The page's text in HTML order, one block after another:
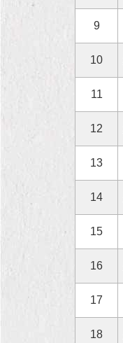
9
10
11
12
13
14
15
16
17
18